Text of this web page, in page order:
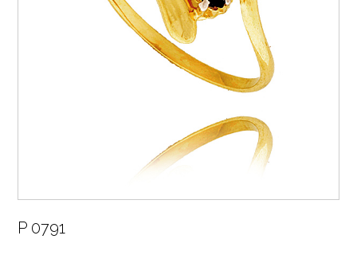
P 0791